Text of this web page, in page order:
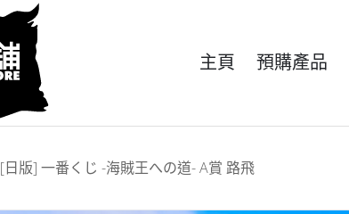
主頁 預購產品
[日版] 一番くじ -海賊王への道- A賞 路飛